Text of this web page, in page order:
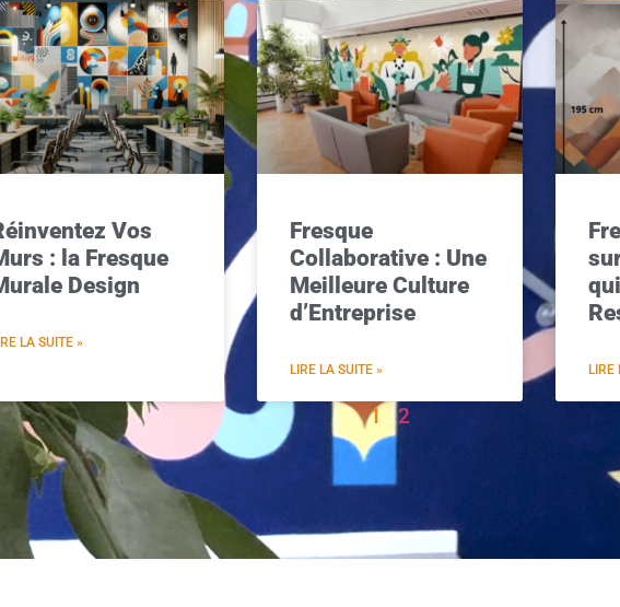
Vos
: la Fresque
Design
LA SUITE »
Fresque
Collaborative : Une
Meilleure Culture
d’Entreprise
LIRE LA SUITE » LIRE
1 2